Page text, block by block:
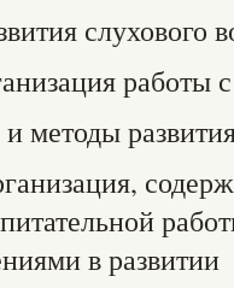
слухового
работы
методы
в развитии